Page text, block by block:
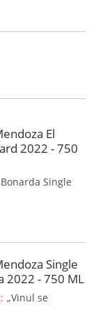
El
2022 - 750
Single
Single
2022 - 750 ML
„Vinul se